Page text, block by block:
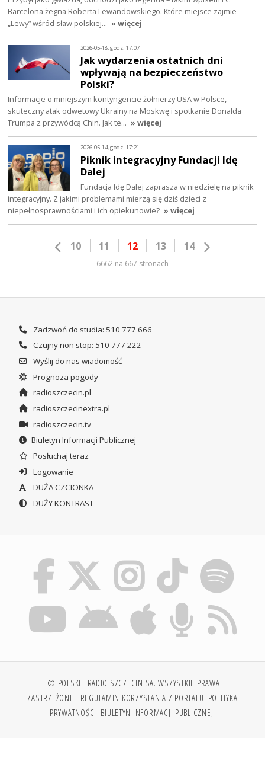
Barcelona żegna Roberta Lewandowskiego. Które miejsce zajmie
„Lewy” wśród sław polskiej… » więcej
2026-05-18, godz. 17:07
Jak wydarzenia ostatnich dni
wpływają na bezpieczeństwo
Polski?
Informacje o mniejszym kontyngencie żołnierzy USA w Polsce,
skuteczny atak odwetowy Ukrainy na Moskwę i spotkanie Donalda
Trumpa z przywódcą Chin. Jak te… » więcej
2026-05-14, godz. 17:21
Piknik integracyjny Fundacji Idę
Dalej
Fundacja Idę Dalej zaprasza w niedzielę na piknik
integracyjny. Z jakimi problemami mierzą się dziś dzieci z
niepełnosprawnościami i ich opiekunowie? » więcej
10 11 12 13 14
6662 na 667 stronach
Zadzwoń do studia: 510 777 666
Czujny non stop: 510 777 222
Wyślij do nas wiadomość
Prognoza pogody
radioszczecin.pl
radioszczecinextra.pl
radioszczecin.tv
Biuletyn Informacji Publicznej
Posłuchaj teraz
Logowanie
DUŻA CZCIONKA
DUŻY KONTRAST
© POLSKIE RADIO SZCZECIN SA. WSZYSTKIE PRAWA
ZASTRZEŻONE. REGULAMIN KORZYSTANIA Z PORTALU POLITYKA
PRYWATNOŚCI BIULETYN INFORMACJI PUBLICZNEJ